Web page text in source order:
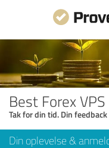
Best Forex VPS
Tak for din tid. Din
Din oplevelse &